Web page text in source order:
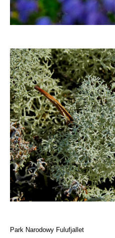
Park Narodowy Fulufjallet